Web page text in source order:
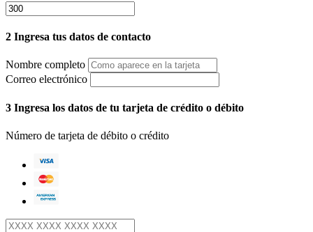
2 Ingresa tus datos de contacto
Nombre completo
Correo electrónico
3 Ingresa los datos de tu tarjeta de crédito o débito
Número de tarjeta de débito o crédito